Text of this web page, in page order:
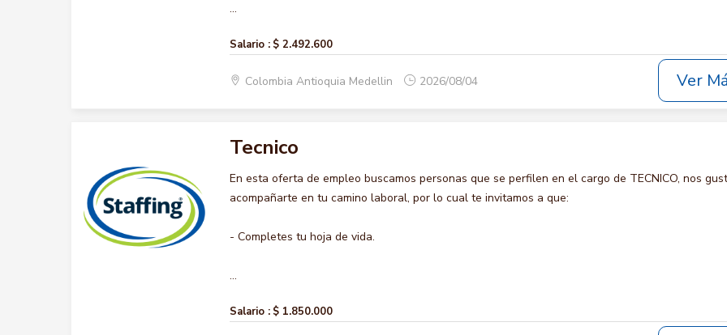
...
Salario : $ 2.492.600
Colombia Antioquia Medellin 2026/08/04 Ver
Tecnico
En esta oferta de empleo buscamos personas que se perfilen en el cargo de TECNICO, nos
acompañarte en tu camino laboral, por lo cual te invitamos a que:
- Completes tu hoja de vida.
...
Salario : $ 1.850.000